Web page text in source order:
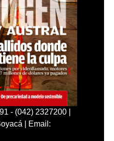
- (042) 2327200 |
| Email: